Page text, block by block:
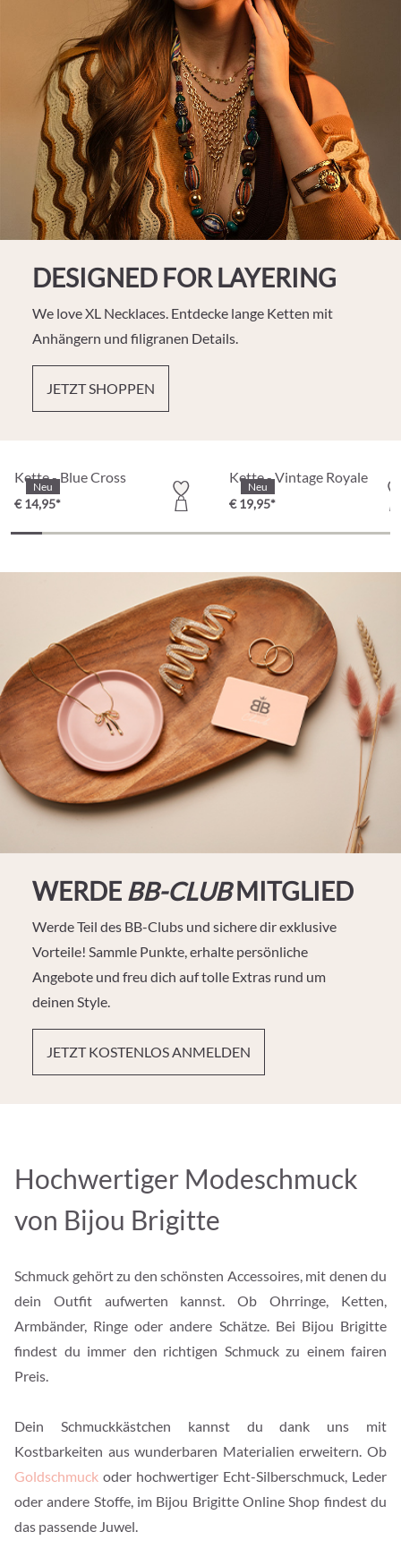
DESIGNED FOR LAYERING
We love XL Necklaces. Entdecke lange Ketten mit
Anhängern und filigranen Details.
JETZT SHOPPEN
Neu
Kette - Blue Cross
€ 14,95*
Neu
Kette - Vintage Royale
€ 19,95*
WERDE BB-CLUBMITGLIED
Werde Teil des BB-Clubs und sichere dir exklusive
Vorteile! Sammle Punkte, erhalte persönliche
Angebote und freu dich auf tolle Extras rund um
deinen Style.
JETZT KOSTENLOS ANMELDEN
Hochwertiger Modeschmuck
von Bijou Brigitte
Schmuck gehört zu den schönsten Accessoires, mit denen du
dein Outfit aufwerten kannst. Ob Ohrringe, Ketten,
Armbänder, Ringe oder andere Schätze. Bei Bijou Brigitte
findest du immer den richtigen Schmuck zu einem fairen
Preis.
Dein Schmuckkästchen kannst du dank uns mit
Kostbarkeiten aus wunderbaren Materialien erweitern. Ob
Goldschmuck oder hochwertiger Echt-Silberschmuck, Leder
oder andere Stoffe, im Bijou Brigitte Online Shop findest du
das passende Juwel.